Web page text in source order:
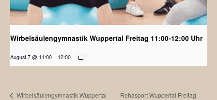
Wirbelsäulengymnastik Wuppertal Freitag 11:00-12:00 Uhr
August 7 @ 11:00 - 12:00
Wirbelsäulengymnastik Wuppertal
Rehasport Wuppertal Freitag